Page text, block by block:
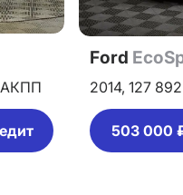
АКПП
Ford
2014, 127
503 000